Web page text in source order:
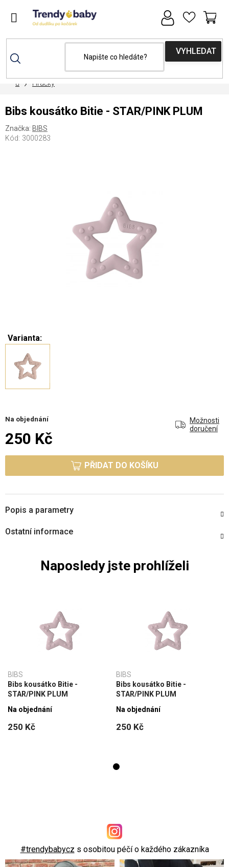
DomůHračky
Varianta:
Na objednání
Možnosti
doručení
250 Kč
PŘIDAT DO KOŠÍKU
Bibs kousátko Bitie - STAR/PINK PLUM
Značka: BIBS
Kód: 3000283
Popis a parametry
Ostatní informace
Naposledy jste prohlíželi
BIBS
Bibs kousátko Bitie -
STAR/PINK PLUM
250 Kč
Na objednání
BIBS
Bibs kousátko Bitie -
STAR/PINK PLUM
250 Kč
Na objednání
#trendybabycz s osobitou péčí o každého zákazníka